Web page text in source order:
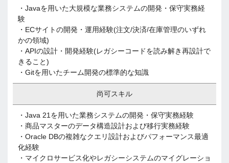
・Javaを用いた大規模な業務システムの開発・保守実務経
験
・ECサイトの開発・運用経験(注文/決済/在庫管理のいずれ
かの領域)
・APIの設計・開発経験(レガシーコードを読み解き再設計で
きること)
・Gitを用いたチーム開発の標準的な知識
尚可スキル
・Java 21を用いた業務システムの開発・保守実務経験
・商品マスターのデータ構造設計および移行実務経験
・Oracle DBの複雑なクエリ設計およびパフォーマンス最適
化経験
・マイクロサービス化やレガシーシステムのマイグレーショ